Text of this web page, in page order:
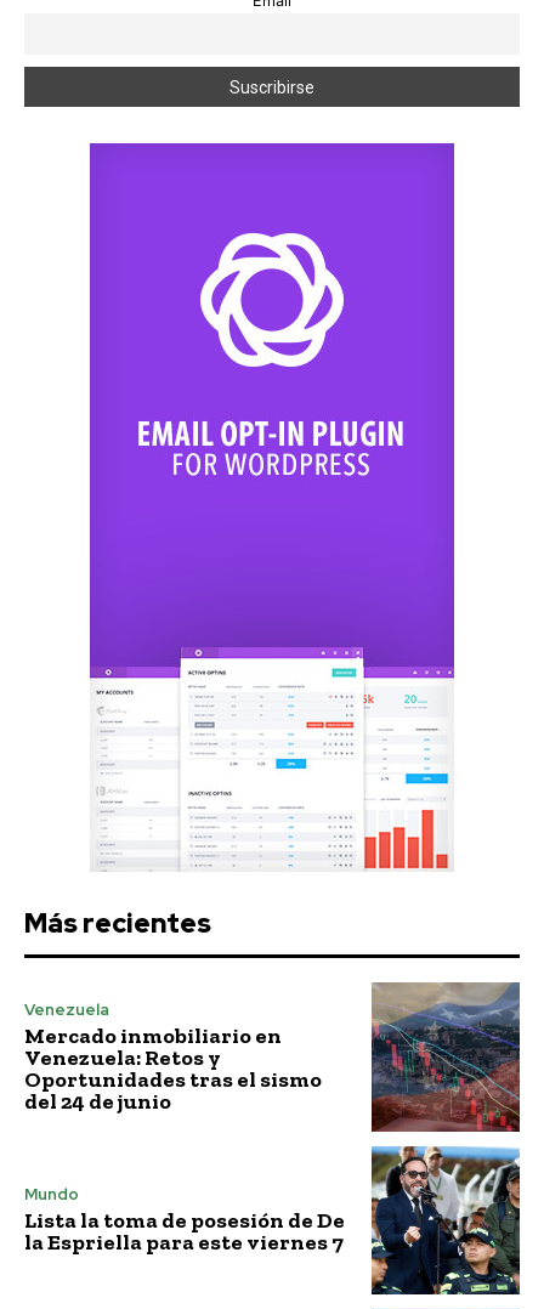
Más recientes
Venezuela
Mercado inmobiliario en
Venezuela: Retos y
Oportunidades tras el sismo
del 24 de junio
Mundo
Lista la toma de posesión de De
la Espriella para este viernes 7